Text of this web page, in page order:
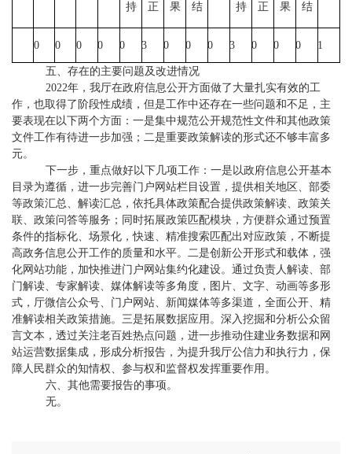
持
正
果
结
持
正
果
结
0 0 0 0 0 3 0 0 0 3 0 0 0 1
五、 存在的主要问题及改进情况
2022年， 我厅在政府信息公开方面做了大量扎实有效的工
作，也取得了阶段性成绩，但是工作中还存在一些问题和不足，主
要表现在以下两个方面：一是集中规范公开规范性文件和其他政策
文件工作有待进一步加强；二是重要政策解读的形式还不够丰富多
元。
下一步，重点做好以下几项工作：一是 以政府信息公开基本
目录为遵循，进一步完善门户网站栏目设置，提供相关地区、部委
等政策汇总、解读汇总，依托具体政策配合提供政策解读、政策关
联、政策问答等服务；同时拓展政策匹配模块，方便群众通过预置
条件的指标化、场景化，快速、精准搜索匹配出对应政策，不断提
高政务信息公开工作的质量和水平。二是创新公开形式和载体，强
化网站功能，加快推进门户网站集约化建设。通过负责人解读、部
门解读、专家解读、媒体解读等多角度，图片、文字、动画等多形
式，厅微信公众号、门户网站、新闻媒体等多渠道，全面公开、精
准解读相关政策措施。三是拓展数据应用。深入挖掘和分析公众留
言文本，透过关注老百姓热点问题，进一步推动住建业务数据和网
站运营数据集成，形成分析报告，为提升我厅公信力和执行力，保
障人民群众的知情权、参与权和监督权发挥重要作用。
六、 其他需要报告的事项。
无。